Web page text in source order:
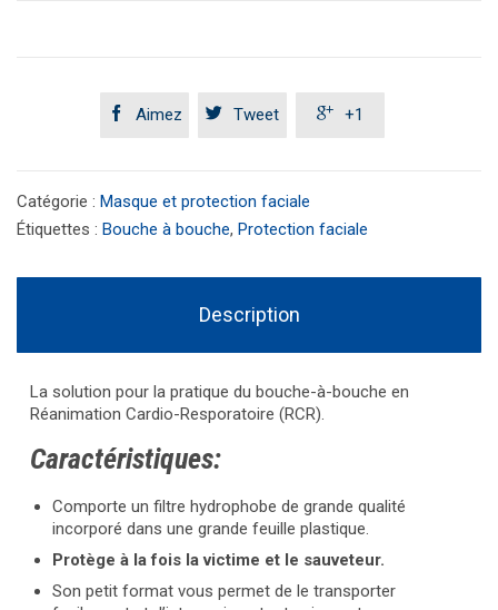
 Aimez  Tweet  +1
Catégorie : Masque et protection faciale
Étiquettes : Bouche à bouche, Protection faciale
Description
La solution pour la pratique du bouche-à-bouche en
Réanimation Cardio-Resporatoire (RCR).
Caractéristiques:
Comporte un filtre hydrophobe de grande qualité
incorporé dans une grande feuille plastique.
Protège à la fois la victime et le sauveteur.
Son petit format vous permet de le transporter